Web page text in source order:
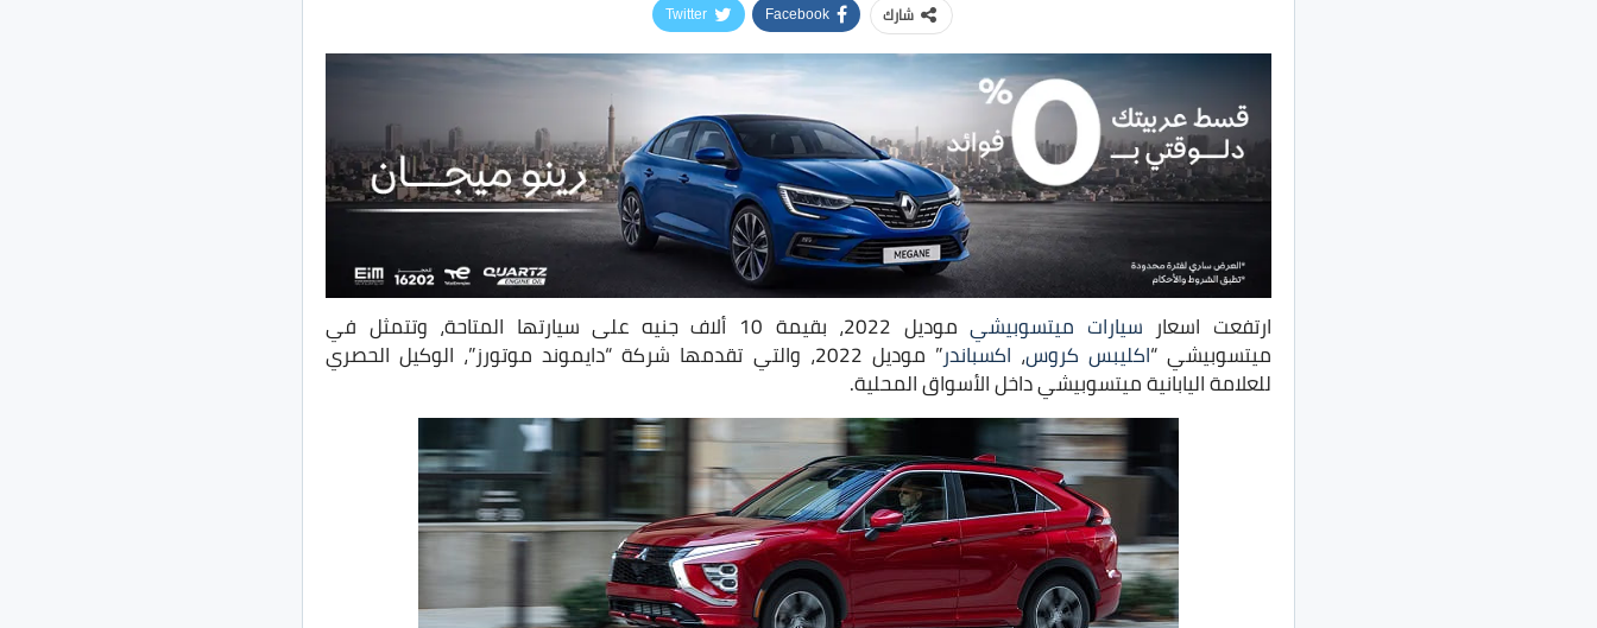
شارك Facebook
Twitter
ارتفعت اسعار سيارات ميتسوبيشي موديل 2022، بقيمة 10 ألاف جنيه على سيارتها المتاحة، وتتمثل في
ميتسوبيشي “اكليبس كروس، اكسباندر ” موديل 2022، والتي تقدمها شركة “دايموند موتورز”، الوكيل الحصري
للعلامة اليابانية ميتسوبيشي داخل الأسواق المحلية.